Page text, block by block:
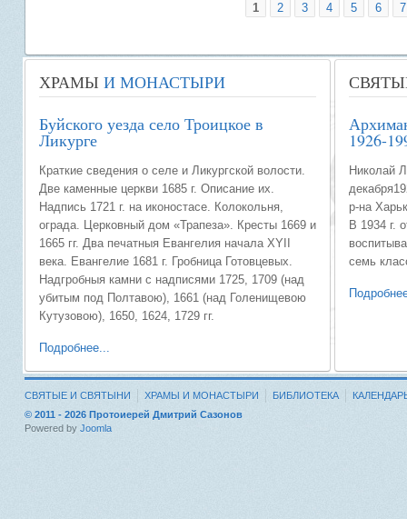
1 2 3 4 5 6 7
ХРАМЫ И МОНАСТЫРИ
Буйского уезда село Троицкое в
Ликурге
Краткие сведения о селе и Ликургской волости.
Две каменные церкви 1685 г. Описание их.
Надпись 1721 г. на иконостасе. Колокольня,
ограда. Церковный дом «Трапеза». Кресты 1669 и
1665 гг. Два печатныя Евангелия начала XYII
века. Евангелие 1681 г. Гробница Готовцевых.
Надгробныя камни с надписями 1725, 1709 (над
убитым под Полтавою), 1661 (над Голенищевою
Кутузовою), 1650, 1624, 1729 гг.
Подробнее...
1926-
Николай
р-на
В 1934 г.
семь
СВЯТЫЕ И СВЯТЫНИ ХРАМЫ И МОНАСТЫРИ БИБЛИОТЕКА
© 2011 - 2026 Протоиерей Дмитрий Сазонов
Powered by Joomla